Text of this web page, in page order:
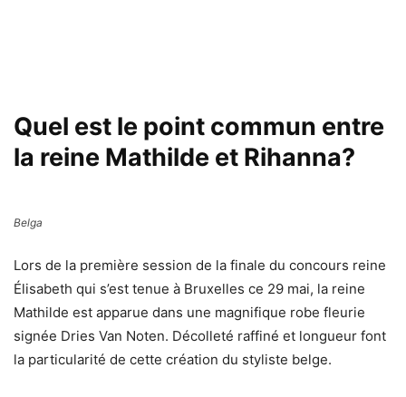
Quel est le point commun entre
la reine Mathilde et Rihanna?
Belga
Lors de la première session de la finale du concours reine
Élisabeth qui s’est tenue à Bruxelles ce 29 mai, la reine
Mathilde est apparue dans une magnifique robe fleurie
signée Dries Van Noten. Décolleté raffiné et longueur font
la particularité de cette création du styliste belge.